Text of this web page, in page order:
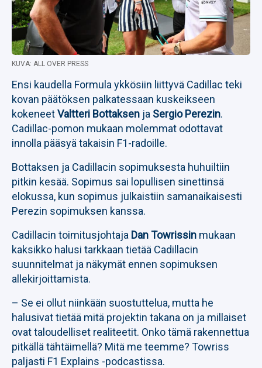
KUVA: ALL OVER PRESS
Ensi kaudella Formula ykkösiin liittyvä Cadillac teki
kovan päätöksen palkatessaan kuskeikseen
kokeneetValtteri Bottaksen ja Sergio Perezin.
Cadillac-pomon mukaan molemmat odottavat
innolla pääsyä takaisin F1-radoille.
Bottaksen ja Cadillacin sopimuksesta huhuiltiin
pitkin kesää. Sopimus sai lopullisen sinettinsä
elokussa, kun sopimus julkaistiin samanaikaisesti
Perezin sopimuksen kanssa.
Cadillacin toimitusjohtaja Dan Towrissin mukaan
kaksikko halusi tarkkaan tietää Cadillacin
suunnitelmat ja näkymät ennen sopimuksen
allekirjoittamista.
– Se ei ollut niinkään suostuttelua, mutta he
halusivat tietää mitä projektin takana on ja millaiset
ovat taloudelliset realiteetit. Onko tämä rakennettua
pitkällä tähtäimellä? Mitä me teemme? Towriss
paljasti F1 Explains -podcastissa.